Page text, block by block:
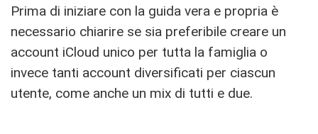
Prima di iniziare con la guida vera e propria è
necessario chiarire se sia preferibile creare un
account iCloud unico per tutta la famiglia o
invece tanti account diversificati per ciascun
utente, come anche un mix di tutti e due.